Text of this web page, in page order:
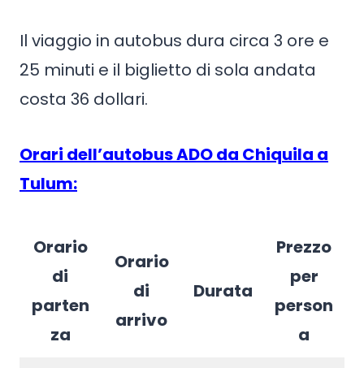
Il viaggio in autobus dura circa 3 ore e
25 minuti e il biglietto di sola andata
costa 36 dollari.
Orari dell’autobus ADO da Chiquila a
Tulum:
Orario
di
parten
za
Orario
di
arrivo
Durata
Prezzo
per
person
a